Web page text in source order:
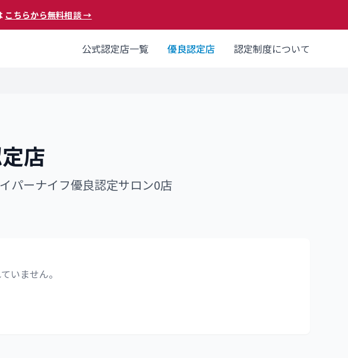
こちらから無料相談 →
公式認定店一覧 優良認定店 認定制度について
店
パーナイフ優良認定サロン0店
いません。